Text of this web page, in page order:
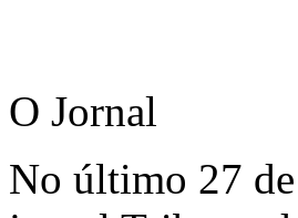
O Jornal
No último 27